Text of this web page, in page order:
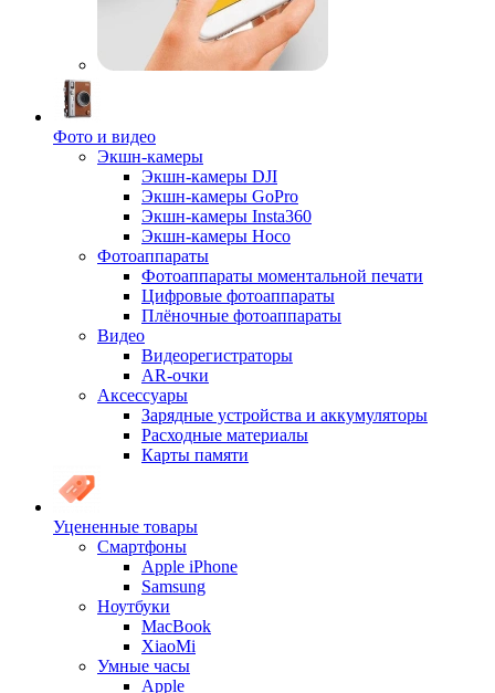
Фото и видео
Экшн-камеры
Экшн-камеры DJI
Экшн-камеры GoPro
Экшн-камеры Insta360
Экшн-камеры Hoco
Фотоаппараты
Фотоаппараты моментальной печати
Цифровые фотоаппараты
Плёночные фотоаппараты
Видео
Видеорегистраторы
AR-очки
Аксессуары
Зарядные устройства и аккумуляторы
Расходные материалы
Карты памяти
Уцененные товары
Cмартфоны
Apple iPhone
Samsung
Ноутбуки
MacBook
XiaoMi
Умные часы
Apple